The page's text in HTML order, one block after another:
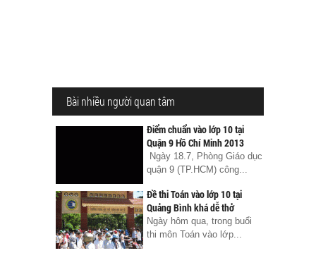
Bài nhiều người quan tâm
Điểm chuẩn vào lớp 10 tại
Quận 9 Hồ Chí Minh 2013
Ngày 18.7, Phòng Giáo dục
quận 9 (TP.HCM) công...
Đề thi Toán vào lớp 10 tại
Quảng Bình khá dễ thở
Ngày hôm qua, trong buổi
thi môn Toán vào lớp...